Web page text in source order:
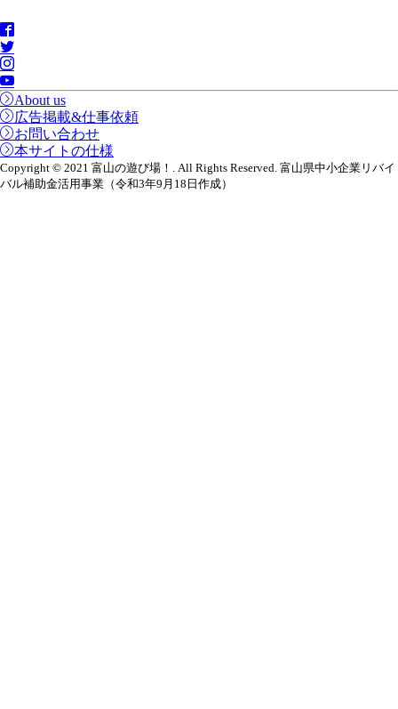
About us
広告掲載&仕事依頼
お問い合わせ
本サイトの仕様
Copyright © 2021 富山の遊び場！. All Rights Reserved. 富山県中小企業リバイ
バル補助金活用事業（令和3年9月18日作成）